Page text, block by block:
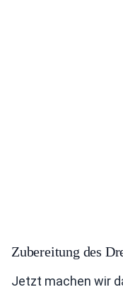
Zubereitung des
Jetzt machen wir